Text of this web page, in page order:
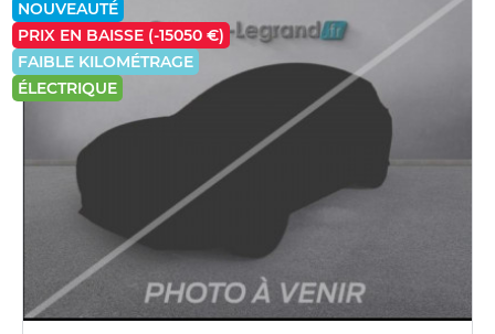
NOUVEAUTÉ
PRIX EN BAISSE (-15050 €)
FAIBLE KILOMÉTRAGE
ÉLECTRIQUE